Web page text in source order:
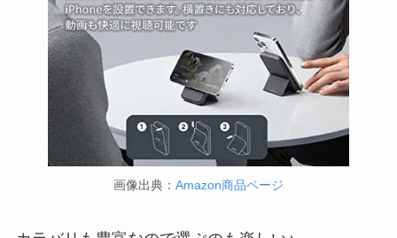
画像出典： Amazon商品ページ